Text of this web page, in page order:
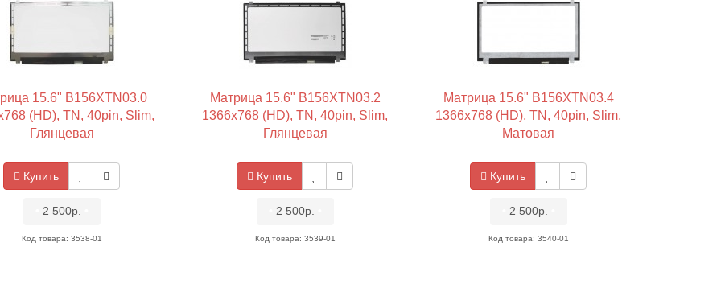
15.6" B156XTN03.0
(HD), TN, 40pin, Slim,
Глянцевая
Купить
2 500р.
Код товара: 3538-01
Матрица 15.6" B156XTN03.2
1366x768 (HD), TN, 40pin, Slim,
Глянцевая
Купить
2 500р.
Код товара: 3539-01
Матрица 15.6" B156XTN03.4
1366x768 (HD), TN, 40pin, Slim,
Матовая
Купить
2 500р.
Код товара: 3540-01